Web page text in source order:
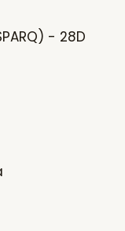
- 28D